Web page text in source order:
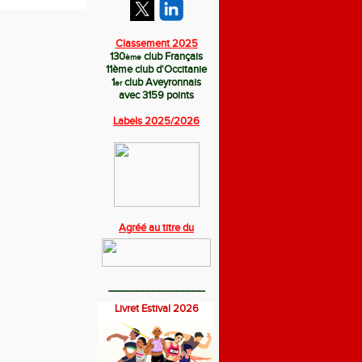
Classement 2025
130ème club Français
11èmeclub d'Occitanie
1erclub Aveyronnais
avec 3159 points
Labels 2025/2026
Agréé au titre du
_________________
Livret Estival 2026